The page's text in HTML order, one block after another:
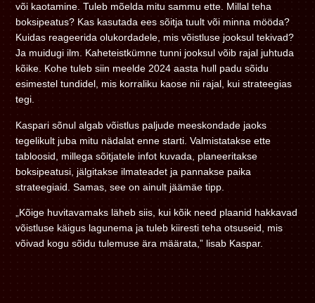
või kaotamine. Tuleb mõelda mitu sammu ette. Millal teha
boksipeatus? Kas kasutada ees sõitja tuult või minna mööda?
Kuidas reageerida olukordadele, mis võistluse jooksul tekivad?
Ja muidugi ilm. Kaheteistkümne tunni jooksul võib rajal juhtuda
kõike. Kohe tuleb siin meelde 2024 aasta hull padu sõidu
esimestel tundidel, mis korraliku kaose nii rajal, kui strateegias
tegi.
Kaspari sõnul algab võistlus paljude meeskondade jaoks
tegelikult juba mitu nädalat enne starti. Valmistatakse ette
tabloosid, millega sõitjatele infot kuvada, planeeritakse
boksipeatusi, jälgitakse ilmateadet ja pannakse paika
strateegiaid. Samas, see on ainult jäämäe tipp.
„Kõige huvitavamaks läheb siis, kui kõik need plaanid hakkavad
võistluse käigus lagunema ja tuleb kiiresti teha otsuseid, mis
võivad kogu sõidu tulemuse ära määrata,” lisab Kaspar.